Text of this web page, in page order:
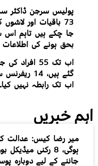
پولیس سرجن ڈاکٹر
73 باقیات اور
بحق ہونے کی اطلاعات
اب تک 55
گئے ہیں،
اب تک رابطہ نہیں
اہم خبریں
میر رضا کیس: عدالت
ہوگی، 8 رکنی
جاننے کے لیے دوبارہ